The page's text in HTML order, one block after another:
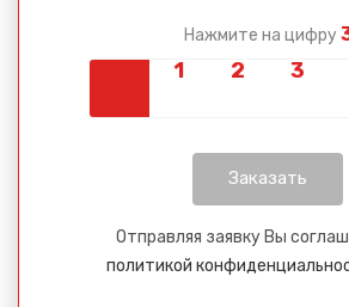
Нажмите на цифру
Отправляя заявку Вы
политикой